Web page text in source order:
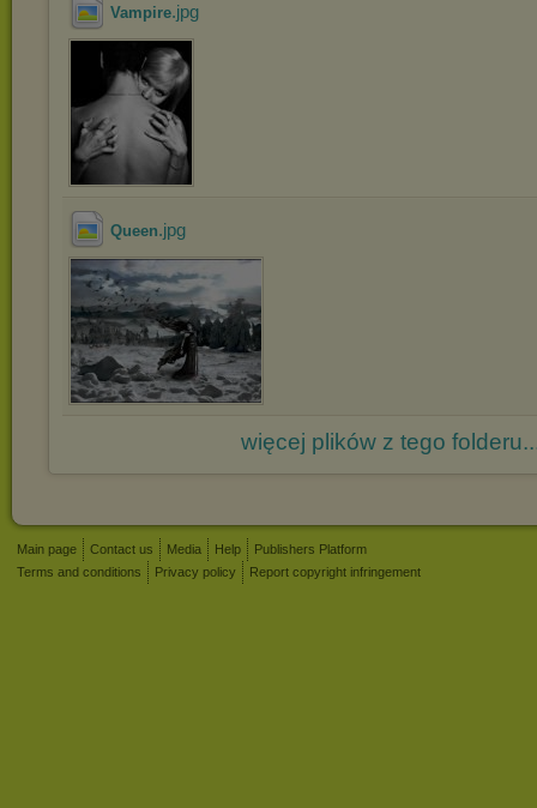
Vampire.jpg
Queen.jpg
więcej plików z tego
Main page Contact us Media Help
Publishers Platform
Terms and conditions
Privacy policy Report copyright infringement